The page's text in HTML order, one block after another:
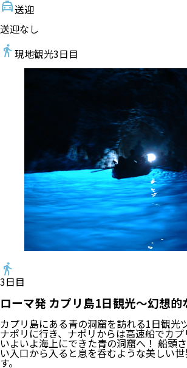
送迎
送迎なし
現地観光3日目
3日目
ローマ発 カプリ島1日観光～幻想的
カプリ島にある青の洞窟を訪れる1日観光
ナポリに行き、ナポリからは高速船でカプ
いよいよ海上にできた青の洞窟へ！ 船頭
い入口から入ると息を呑むような美しい
す。